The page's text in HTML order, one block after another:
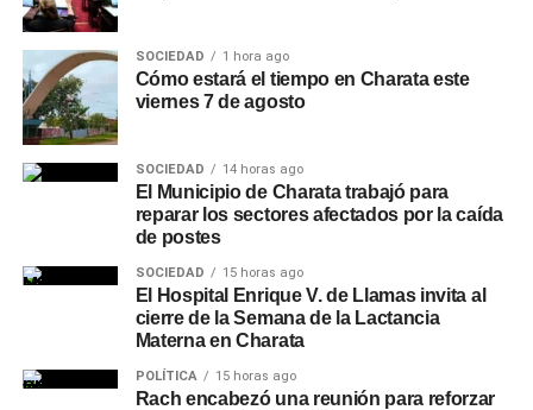
SOCIEDAD 1 hora ago
Cómo estará el tiempo en Charata este
viernes 7 de agosto
SOCIEDAD 14 horas ago
El Municipio de Charata trabajó para
reparar los sectores afectados por la caída
de postes
SOCIEDAD 15 horas ago
El Hospital Enrique V. de Llamas invita al
cierre de la Semana de la Lactancia
Materna en Charata
POLÍTICA 15 horas ago
Rach encabezó una reunión para reforzar